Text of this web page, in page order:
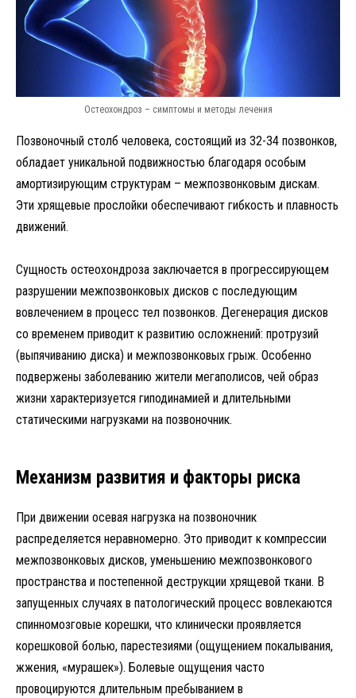
Остеохондроз – симптомы и методы лечения
Позвоночный столб человека, состоящий из 32-34 позвонков,
обладает уникальной подвижностью благодаря особым
амортизирующим структурам – межпозвонковым дискам.
Эти хрящевые прослойки обеспечивают гибкость и плавность
движений.
Сущность остеохондроза заключается в прогрессирующем
разрушении межпозвонковых дисков с последующим
вовлечением в процесс тел позвонков. Дегенерация дисков
со временем приводит к развитию осложнений: протрузий
(выпячиванию диска) и межпозвонковых грыж. Особенно
подвержены заболеванию жители мегаполисов, чей образ
жизни характеризуется гиподинамией и длительными
статическими нагрузками на позвоночник.
Механизм развития и факторы риска
При движении осевая нагрузка на позвоночник
распределяется неравномерно. Это приводит к компрессии
межпозвонковых дисков, уменьшению межпозвонкового
пространства и постепенной деструкции хрящевой ткани. В
запущенных случаях в патологический процесс вовлекаются
спинномозговые корешки, что клинически проявляется
корешковой болью, парестезиями (ощущением покалывания,
жжения, «мурашек»). Болевые ощущения часто
провоцируются длительным пребыванием в